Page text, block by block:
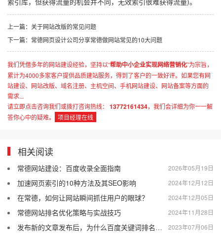
上一篇：关于网站改版的常见问题
下一篇：常德网页设计公司分享常德做网站常见的10大问题
我们凭借多年的网站建设经验，坚持以“帮助中小企业实现网络营销化”为宗旨，
累计为4000多家客户提供品质建站服务，得到了客户的一致好评。如果您有网
站建设、网站改版、域名注册、主机空间、手机网站建设、网站备案等方面的
需求...
请立即点击咨询我们或拨打咨询热线：
13772161434，我们会详细为你一一解
答你心中的疑难。
项目经理在线
相关阅读
2026年05月19日
常德网站建设：百度收录全面指南
2024年12月12日
加速网页索引的10种方法及其SEO影响
2024年12月05日
在常德，如何让网站瞬间抓住用户的眼球？
2024年11月28日
常德网站排名优化策略与实战技巧
2023年07月06日
发布新的文章发布后，为什么百度关键词排名会突然消失？